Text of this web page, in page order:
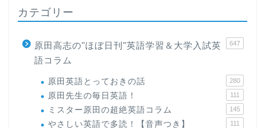
カテゴリー
原田高志の"ほぼ日刊"英語学習＆大学入試英
語コラム
647
原田英語とっておきの話 280
原田先生の毎日英語！ 111
ミスター原田の超絶英語コラム 145
やさしい英語で多読！【音声つき】 111